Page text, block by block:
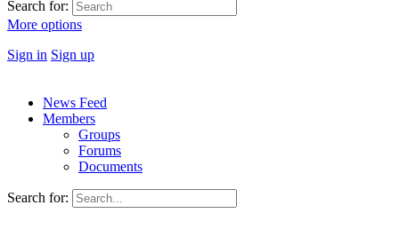
More options
Sign in Sign up
Search for:
News Feed
Members
Groups
Forums
Documents
Search for: